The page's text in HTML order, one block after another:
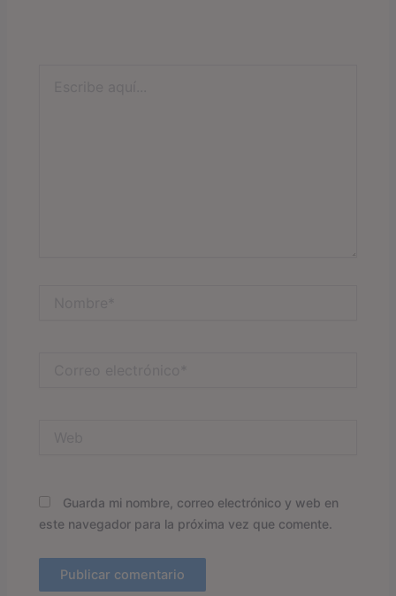
Guarda mi nombre, correo electrónico y web en
este navegador para la próxima vez que comente.